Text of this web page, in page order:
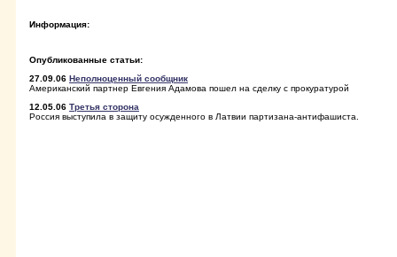
Информация:
Опубликованные статьи:
27.09.06 Неполноценный сообщник
Американский партнер Евгения Адамова пошел на сделку с прокуратурой
12.05.06 Третья сторона
Россия выступила в защиту осужденного в Латвии партизана-антифашиста.